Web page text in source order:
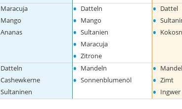
Maracuja
Mango
Ananas
• Datteln
• Mango
• Sultanien
• Maracuja
• Zitrone
• Dattel
•
•
Datteln
Cashewkerne
Sultaninen
• Mandeln
• Sonnenblumenöl
•
• Zimt
• Ingwer